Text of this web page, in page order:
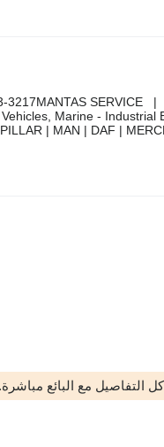
3217MANTAS SERVICE
Marine - Industrial
| MAN | DAF |
التفاصيل مع البائع مباشرة.